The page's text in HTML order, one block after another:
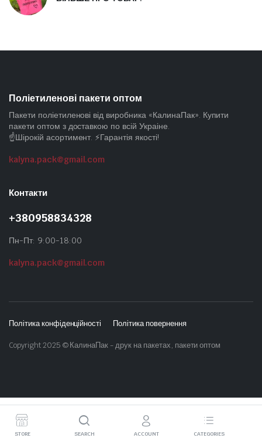
Поліетиленові пакети оптом
Пакети поліетиленові від виробника «КалинаПак». Купити
пакети оптом з доставкою по всій Украіне.
☝️Шірокій асортимент. ⚡Гарантія якості!
kalyna.pack@gmail.com
Контакти
+380958834328
Пн-Пт: 9:00-18:00
kalyna.pack@gmail.com
Політика конфіденційності Політика повернення
Copyright 2025 © КалинаПак - друк на пакетах, пакети оптом
STORE SEARCH ACCOUNT CATEGORIES